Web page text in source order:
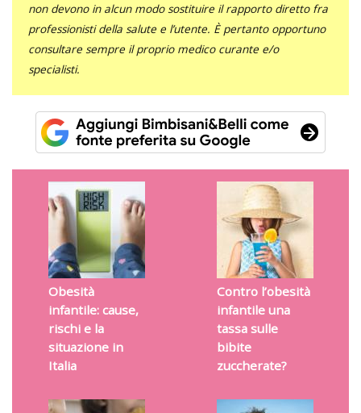
non devono in alcun modo sostituire il rapporto diretto fra
professionisti della salute e l’utente. È pertanto opportuno
consultare sempre il proprio medico curante e/o
specialisti.
Obesità
infantile: cause,
rischi e la
situazione in
Italia
Contro l’obesità
infantile una
tassa sulle
bibite
zuccherate?